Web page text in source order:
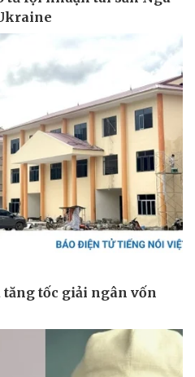
Phân tích